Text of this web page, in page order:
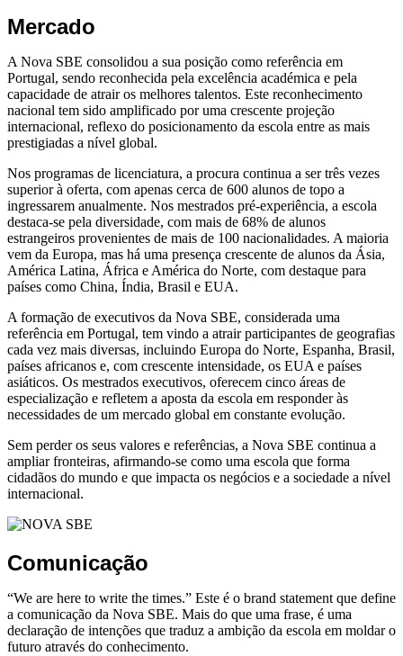
Mercado
A Nova SBE consolidou a sua posição como referência em
Portugal, sendo reconhecida pela excelência académica e pela
capacidade de atrair os melhores talentos. Este reconhecimento
nacional tem sido amplificado por uma crescente projeção
internacional, reflexo do posicionamento da escola entre as mais
prestigiadas a nível global.
Nos programas de licenciatura, a procura continua a ser três vezes
superior à oferta, com apenas cerca de 600 alunos de topo a
ingressarem anualmente. Nos mestrados pré-experiência, a escola
destaca-se pela diversidade, com mais de 68% de alunos
estrangeiros provenientes de mais de 100 nacionalidades. A maioria
vem da Europa, mas há uma presença crescente de alunos da Ásia,
América Latina, África e América do Norte, com destaque para
países como China, Índia, Brasil e EUA.
A formação de executivos da Nova SBE, considerada uma
referência em Portugal, tem vindo a atrair participantes de geografias
cada vez mais diversas, incluindo Europa do Norte, Espanha, Brasil,
países africanos e, com crescente intensidade, os EUA e países
asiáticos. Os mestrados executivos, oferecem cinco áreas de
especialização e refletem a aposta da escola em responder às
necessidades de um mercado global em constante evolução.
Sem perder os seus valores e referências, a Nova SBE continua a
ampliar fronteiras, afirmando-se como uma escola que forma
cidadãos do mundo e que impacta os negócios e a sociedade a nível
internacional.
Comunicação
“We are here to write the times.” Este é o brand statement que define
a comunicação da Nova SBE. Mais do que uma frase, é uma
declaração de intenções que traduz a ambição da escola em moldar o
futuro através do conhecimento.